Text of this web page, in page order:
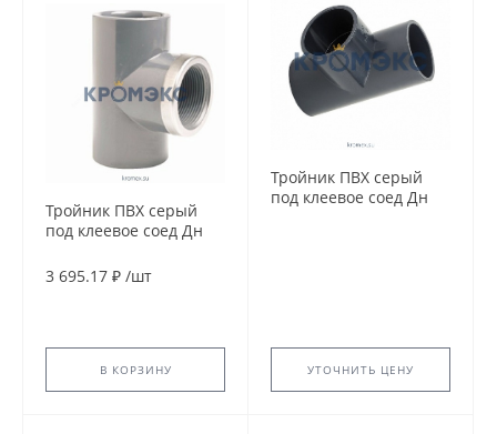
Тройник ПВХ серый
под клеевое соед Дн
напорный EFFAST
3 695.17 ₽ /шт
В КОРЗИНУ
Тройник ПВХ серый
под клеевое соед Дн
УТОЧНИТЬ ЦЕНУ